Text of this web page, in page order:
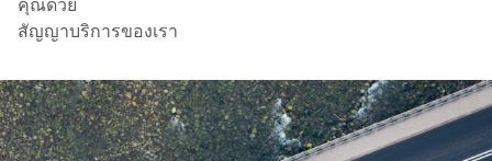
คุณด้วย
สัญญาบริการของเรา